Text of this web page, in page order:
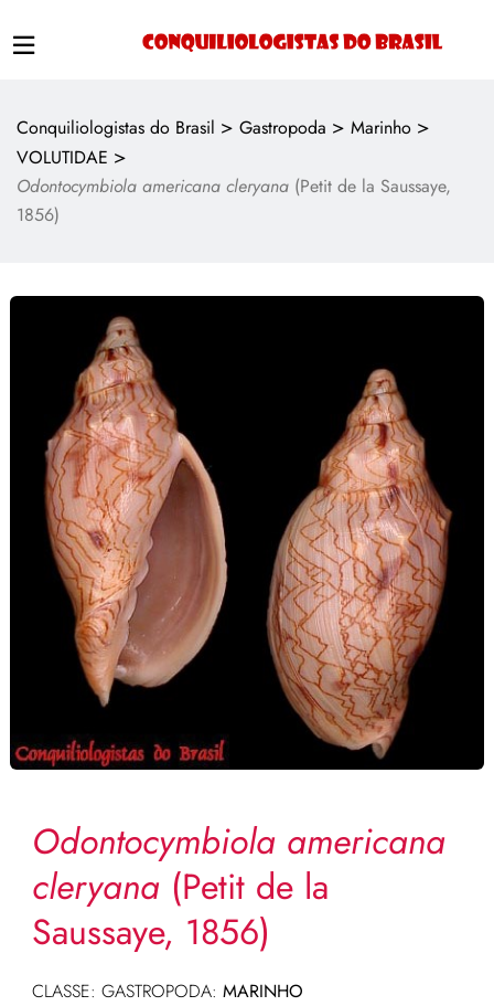
Conquiliologistas do Brasil > Gastropoda > Marinho >
VOLUTIDAE >
Odontocymbiola americana cleryana (Petit de la Saussaye,
1856)
Odontocymbiola americana
cleryana(Petit de la
Saussaye, 1856)
CLASSE: GASTROPODA: MARINHO